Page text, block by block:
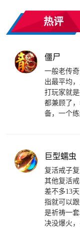
热评
僵尸
一般老传
出最平均
打玩家就
都兼顾了
备，一个
巨型蠕虫
复活戒子
其他复活
差不多13
指就可以
是祈祷一
决没爆火